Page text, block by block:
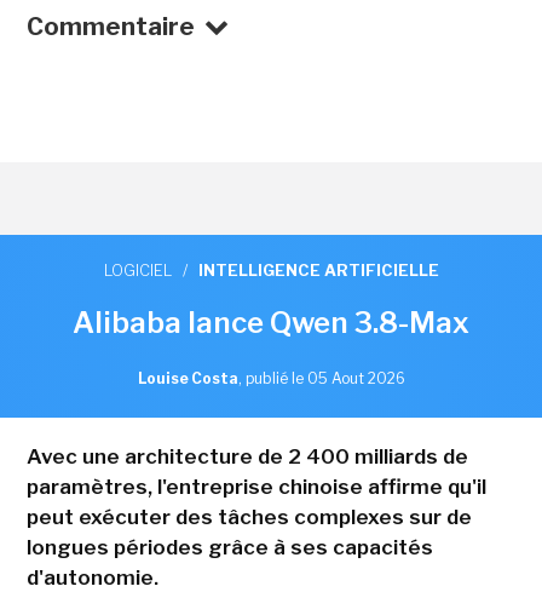
Commentaire
LOGICIEL / INTELLIGENCE ARTIFICIELLE
Alibaba lance Qwen 3.8-Max
Louise Costa, publié le 05 Aout 2026
Avec une architecture de 2 400 milliards de
paramètres, l'entreprise chinoise affirme qu'il
peut exécuter des tâches complexes sur de
longues périodes grâce à ses capacités
d'autonomie.